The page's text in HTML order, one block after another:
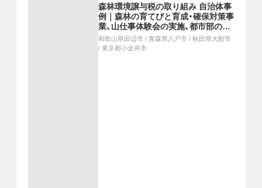
森林環境譲与税の取り組み 自治体事
例｜森林の育てびと育成・確保対策事
業、山仕事体験会の実施、都市部の児
童と交流する「絆事業」を実施、こど
もたちへの林業体験
和歌山県田辺市 / 青森県八戸市 / 秋田県大館市
/ 東京都小金井市